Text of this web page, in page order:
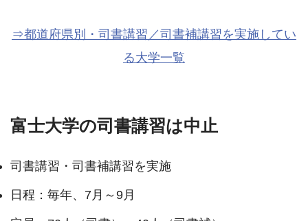
⇒都道府県別・司書講習／司書補講習を実施してい
る大学一覧
富士大学の司書講習は中止
司書講習・司書補講習を実施
日程：毎年、7月～9月